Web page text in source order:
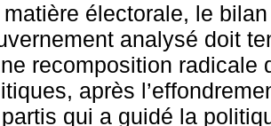
matière électorale, le
analysé doit
recomposition radicale
après
qui a guidé la